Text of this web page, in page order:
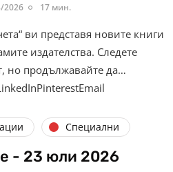
2026 17 мин.
ви представя новите книги
издателства. Следете
но продължавайте да…
Специални
- 23 юли 2026